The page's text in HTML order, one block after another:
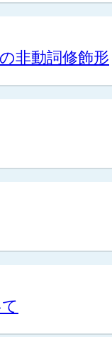
非動詞修飾形